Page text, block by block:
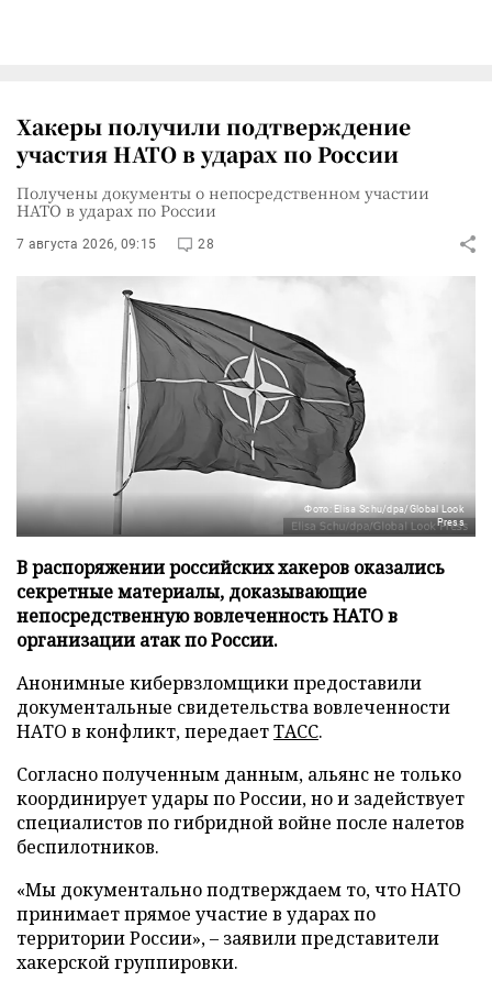
Хакеры получили подтверждение
участия НАТО в ударах по России
Получены документы о непосредственном участии
НАТО в ударах по России
7 августа 2026, 09:15 28
Фото: Elisa Schu/dpa/Global Look
Press
В распоряжении российских хакеров оказались
секретные материалы, доказывающие
непосредственную вовлеченность НАТО в
организации атак по России.
Анонимные кибервзломщики предоставили
документальные свидетельства вовлеченности
НАТО в конфликт, передаетТАСС.
Согласно полученным данным, альянс не только
координирует удары по России, но и задействует
специалистов по гибридной войне после налетов
беспилотников.
«Мы документально подтверждаем то, что НАТО
принимает прямое участие в ударах по
территории России», – заявили представители
хакерской группировки.